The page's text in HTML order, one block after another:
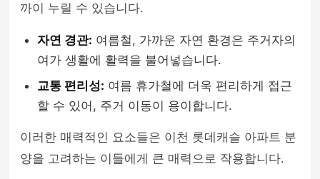
까이 누릴 수 있습니다.
자연 경관: 여름철, 가까운 자연 환경은 주거자의
여가 생활에 활력을 불어넣습니다.
교통 편리성: 여름 휴가철에 더욱 편리하게 접근
할 수 있어, 주거 이동이 용이합니다.
이러한 매력적인 요소들은 이천 롯데캐슬 아파트 분
양을 고려하는 이들에게 큰 매력으로 작용합니다.